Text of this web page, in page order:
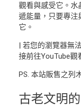
觀看與感受它。水
遞能量，只要專注
它。
| 若您的瀏覽器無
接前往YouTube觀
PS. 本站販售之列
古老文明